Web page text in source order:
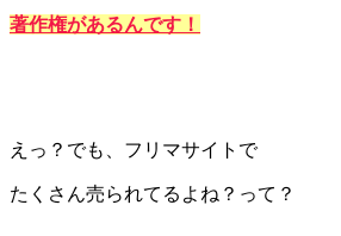
著作権があるんです！
えっ？でも、フリマサイトで
たくさん売られてるよね？って？